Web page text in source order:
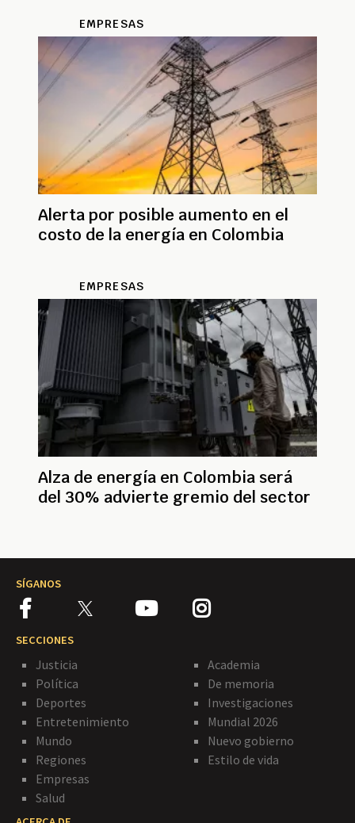
EMPRESAS
Alerta por posible aumento en el
costo de la energía en Colombia
EMPRESAS
Alza de energía en Colombia será
del 30% advierte gremio del sector
SÍGANOS
SECCIONES
Justicia
Política
Deportes
Entretenimiento
Mundo
Regiones
Empresas
Salud
Academia
De memoria
Investigaciones
Mundial 2026
Nuevo gobierno
Estilo de vida